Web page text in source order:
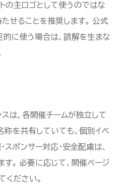
の主ロゴとして使うのではな
せることを推奨します。 公式
に使う場合は、誤解を生まな
は、各開催チームが独立して
称を共有していても、個別イベ
スポンサー対応・安全配慮は、
。 必要に応じて、開催ページ
ください。